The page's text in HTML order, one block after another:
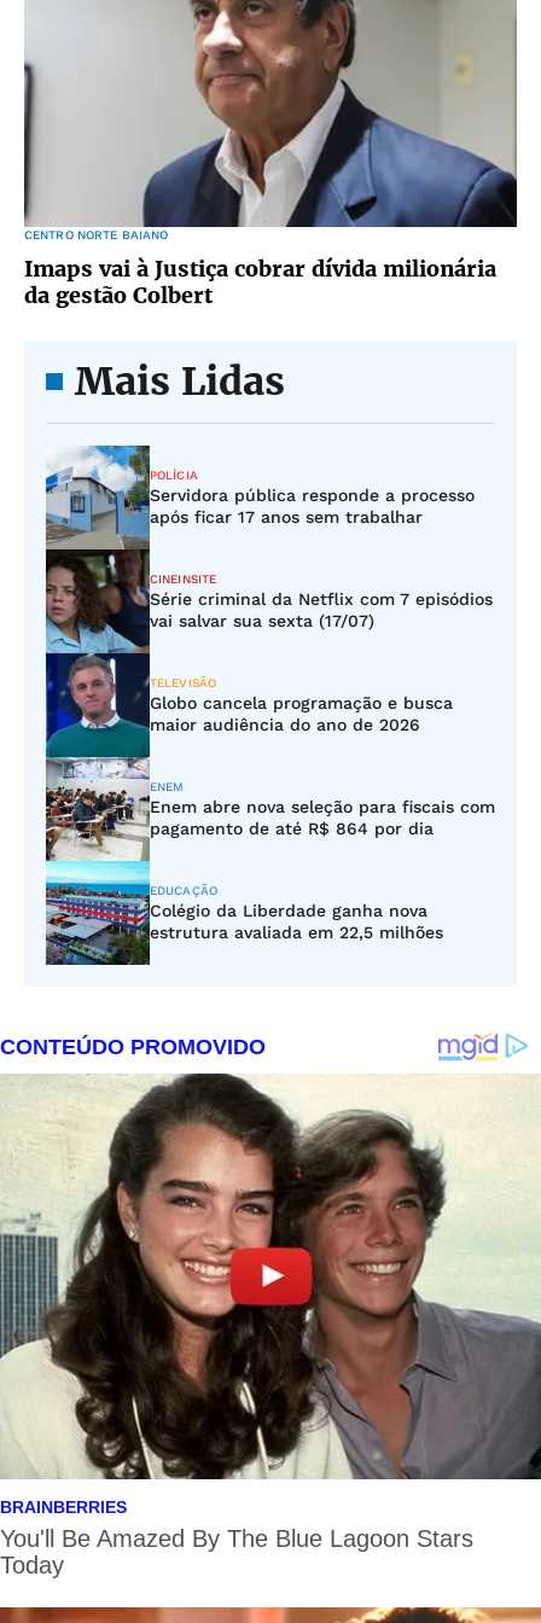
CENTRO NORTE BAIANO
Imaps vai à Justiça cobrar dívida milionária
da gestão Colbert
Mais Lidas
POLÍCIA
Servidora pública responde a processo
após ficar 17 anos sem trabalhar
CINEINSITE
Série criminal da Netflix com 7 episódios
vai salvar sua sexta (17/07)
TELEVISÃO
Globo cancela programação e busca
maior audiência do ano de 2026
ENEM
Enem abre nova seleção para fiscais com
pagamento de até R$ 864 por dia
EDUCAÇÃO
Colégio da Liberdade ganha nova
estrutura avaliada em 22,5 milhões